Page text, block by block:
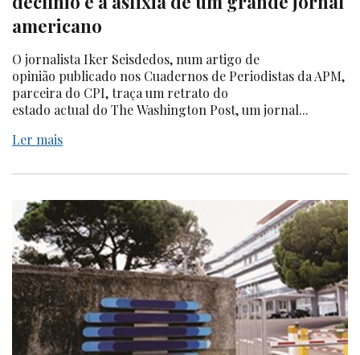
americano
O jornalista Iker Seisdedos, num artigo de
opinião publicado nos Cuadernos de Periodistas da APM,
parceira do CPI, traça um retrato do
estado actual do The Washington Post, um jornal...
Ler mais